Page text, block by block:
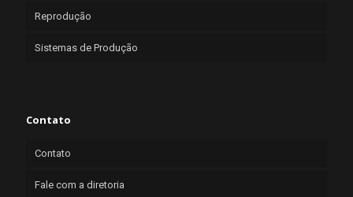
Reprodução
Sistemas de Produção
Contato
Contato
Fale com a diretoria